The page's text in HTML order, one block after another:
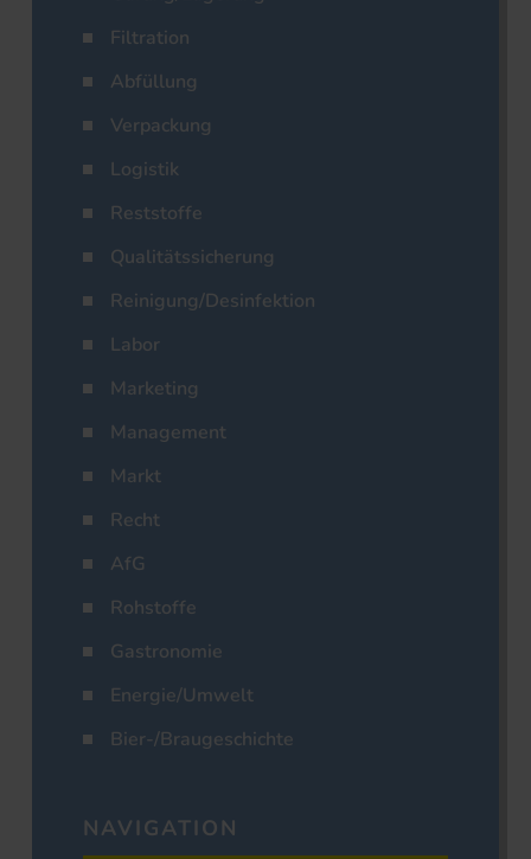
Filtration
Abfüllung
Verpackung
Logistik
Reststoffe
Qualitätssicherung
Reinigung/Desinfektion
Labor
Marketing
Management
Markt
Recht
AfG
Rohstoffe
Gastronomie
Energie/Umwelt
Bier-/Braugeschichte
NAVIGATION